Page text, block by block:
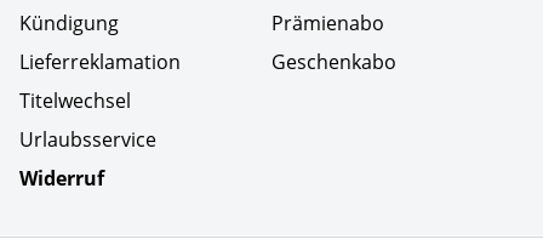
Kündigung
Lieferreklamation
Titelwechsel
Urlaubsservice
Widerruf
Prämienabo
Geschenkabo